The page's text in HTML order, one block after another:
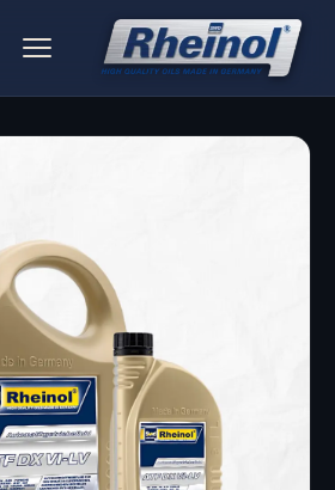
Skip
content
Menu